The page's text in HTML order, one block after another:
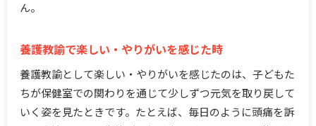
ん。
養護教諭で楽しい・やりがいを感じた時
養護教諭として楽しい・やりがいを感じたのは、子どもた
ちが保健室での関わりを通じて少しずつ元気を取り戻して
いく姿を見たときです。たとえば、毎日のように頭痛を訴